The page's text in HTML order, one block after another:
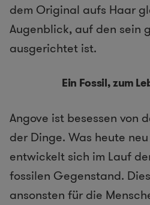
dem Original aufs Haar
Augenblick, auf den sein
ausgerichtet ist.
Ein Fossil, zum
Angove ist besessen von
der Dinge. Was heute
entwickelt sich im Lauf
fossilen Gegenstand.
ansonsten für die